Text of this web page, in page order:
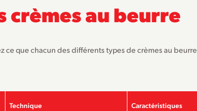
crèmes au beurre
ce que chacun des différents types de crèmes au beurre
Technique Caractéristiques